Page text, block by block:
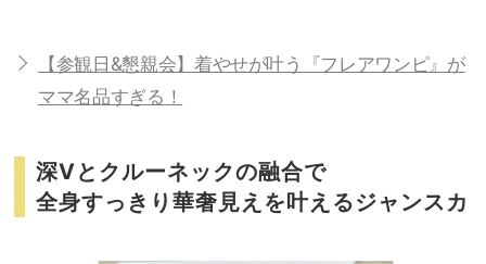
【参観日&懇親会】着やせが叶う『フレアワンピ』が
ママ名品すぎる！
深Vとクルーネックの融合で
全身すっきり華奢見えを叶えるジャンスカ